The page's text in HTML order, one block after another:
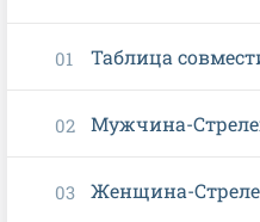
Таблица
Мужчина-
Женщина-